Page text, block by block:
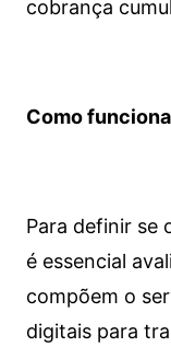
cobrança
Como
Para definir se
é essencial
compõem o
digitais para